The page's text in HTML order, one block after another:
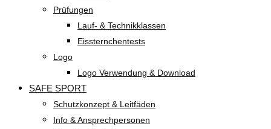
Prüfungen
Lauf- & Technikklassen
Eissternchentests
Logo
Logo Verwendung & Download
SAFE SPORT
Schutzkonzept & Leitfäden
Info & Ansprechpersonen